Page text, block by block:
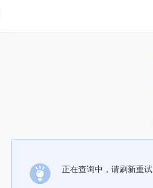
正在查询中，请刷新重试